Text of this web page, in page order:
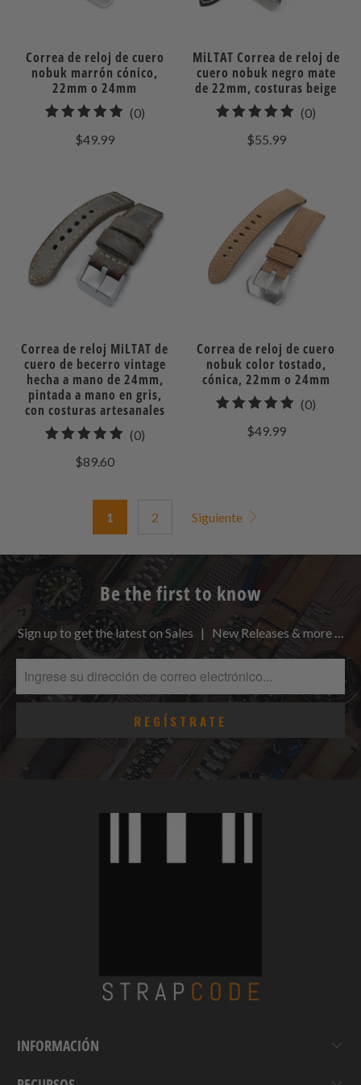
Correa de reloj de cuero
nobuk marrón cónico,
22mm o 24mm
(0)0
$49.99
MiLTAT Correa de reloj de
cuero nobuk negro mate
de 22mm, costuras beige
(0)
$55.99
Correa de reloj MiLTAT de
cuero de becerro vintage
hecha a mano de 24mm,
pintada a mano en gris,
con costuras artesanales
(0)0
$89.60
Correa de reloj de cuero
nobuk color tostado,
cónica, 22mm o 24mm
(0)
$49.99
1 2 Siguiente
Be the first to know
Sign up to get the latest on Sales | New Releases & more …
INFORMACIÓN